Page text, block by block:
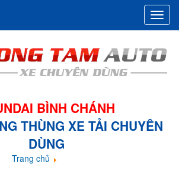
BÌNH CHÁNH
THÙNG XE TẢI CHUYÊN
DÙNG
Trang chủ